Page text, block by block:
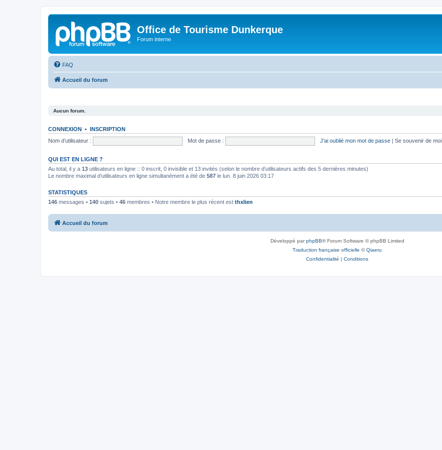
Office de Tourisme Dunkerque
Forum interne
FAQ
Accueil du forum
Aucun forum.
CONNEXION • INSCRIPTION
Nom d’utilisateur :
Mot de passe : J’ai oublié mon mot de passe | Se souvenir de moi
QUI EST EN LIGNE ?
Au total, il y a 13 utilisateurs en ligne :: 0 inscrit, 0 invisible et 13 invités (selon le nombre d’utilisateurs actifs des 5 dernières minutes)
Le nombre maximal d’utilisateurs en ligne simultanément a été de 587 le lun. 8 juin 2026 03:17
STATISTIQUES
146 messages • 140 sujets • 46 membres • Notre membre le plus récent est thxlien
Accueil du forum
Développé parphpBB® Forum Software © phpBB Limited
Traduction française officielle ©Qiaeru
Confidentialité | Conditions